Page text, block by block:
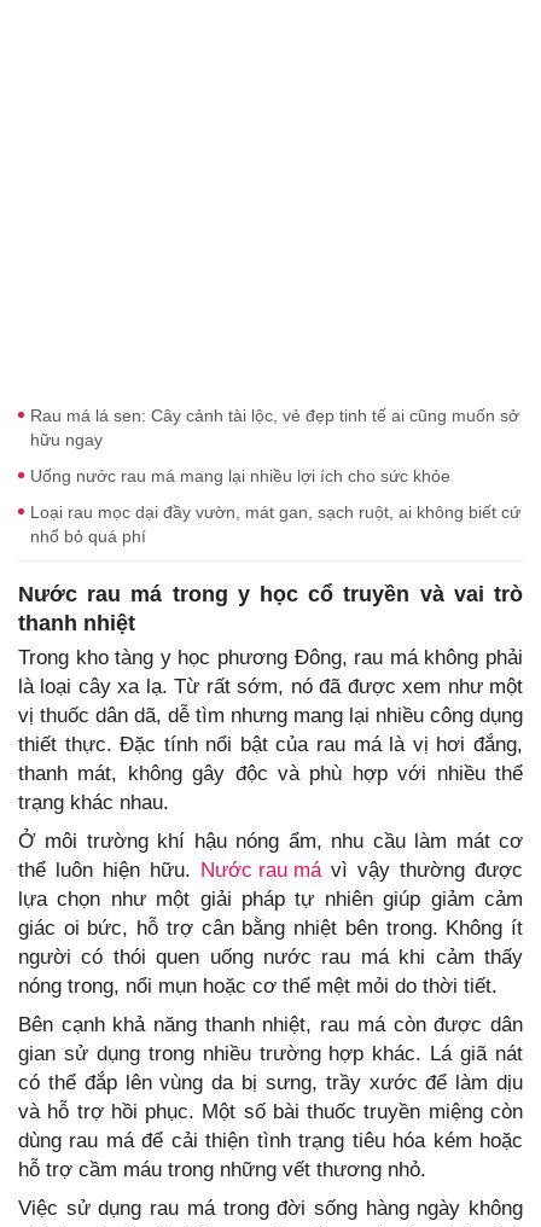
Rau má lá sen: Cây cảnh tài lộc, vẻ đẹp tinh tế ai cũng muốn sở
hữu ngay
Uống nước rau má mang lại nhiều lợi ích cho sức khỏe
Loại rau mọc dại đầy vườn, mát gan, sạch ruột, ai không biết cứ
nhổ bỏ quá phí
Nước rau má trong y học cổ truyền và vai trò
thanh nhiệt
Trong kho tàng y học phương Đông, rau má không phải
là loại cây xa lạ. Từ rất sớm, nó đã được xem như một
vị thuốc dân dã, dễ tìm nhưng mang lại nhiều công dụng
thiết thực. Đặc tính nổi bật của rau má là vị hơi đắng,
thanh mát, không gây độc và phù hợp với nhiều thể
trạng khác nhau.
Ở môi trường khí hậu nóng ẩm, nhu cầu làm mát cơ
thể luôn hiện hữu. Nước rau mávì vậy thường được
lựa chọn như một giải pháp tự nhiên giúp giảm cảm
giác oi bức, hỗ trợ cân bằng nhiệt bên trong. Không ít
người có thói quen uống nước rau má khi cảm thấy
nóng trong, nổi mụn hoặc cơ thể mệt mỏi do thời tiết.
Bên cạnh khả năng thanh nhiệt, rau má còn được dân
gian sử dụng trong nhiều trường hợp khác. Lá giã nát
có thể đắp lên vùng da bị sưng, trầy xước để làm dịu
và hỗ trợ hồi phục. Một số bài thuốc truyền miệng còn
dùng rau má để cải thiện tình trạng tiêu hóa kém hoặc
hỗ trợ cầm máu trong những vết thương nhỏ.
Việc sử dụng rau má trong đời sống hàng ngày không